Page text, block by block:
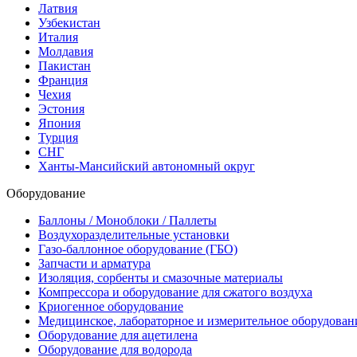
Латвия
Узбекистан
Италия
Молдавия
Пакистан
Франция
Чехия
Эстония
Япония
Турция
СНГ
Ханты-Мансийский автономный округ
Оборудование
Баллоны / Моноблоки / Паллеты
Воздухоразделительные установки
Газо-баллонное оборудование (ГБО)
Запчасти и арматура
Изоляция, сорбенты и смазочные материалы
Компрессора и оборудование для сжатого воздуха
Криогенное оборудование
Медицинское, лабораторное и измерительное
Оборудование для ацетилена
Оборудование для водорода